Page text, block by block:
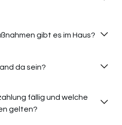
gibt es im Haus?
da sein?
fällig und welche
gelten?